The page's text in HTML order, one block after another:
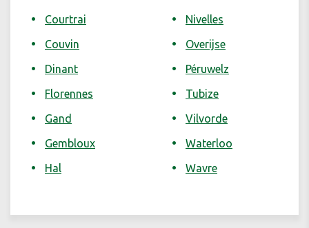
Courtrai
Couvin
Dinant
Florennes
Gand
Gembloux
Hal
Nivelles
Overijse
Péruwelz
Tubize
Vilvorde
Waterloo
Wavre